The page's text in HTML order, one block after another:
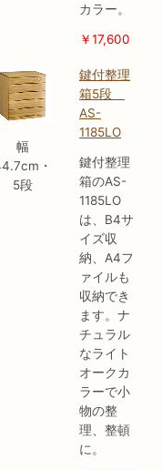
カラー。
￥17,600
幅
・
5段
鍵付整理
箱5段
AS-
1185LO
鍵付整理
箱のAS-
1185LO
は、B4サ
イズ収
納、A4フ
ァイルも
収納でき
ます。ナ
チュラル
なライト
オークカ
ラーで小
物の整
理、整頓
に。